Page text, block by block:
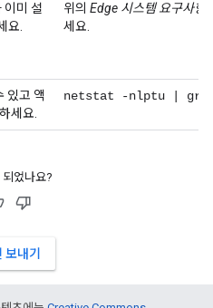
이미 설
요.
위의 Edge 시스템 요구사항
세요.
있고 액
세요.
netstat -nlptu | grep
었나요?
보내기